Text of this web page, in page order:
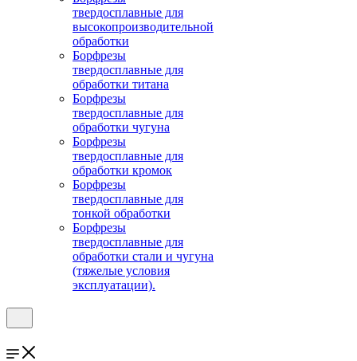
твердосплавные для
высокопроизводительной
обработки
Борфрезы
твердосплавные для
обработки титана
Борфрезы
твердосплавные для
обработки чугуна
Борфрезы
твердосплавные для
обработки кромок
Борфрезы
твердосплавные для
тонкой обработки
Борфрезы
твердосплавные для
обработки стали и чугуна
(тяжелые условия
эксплуатации).